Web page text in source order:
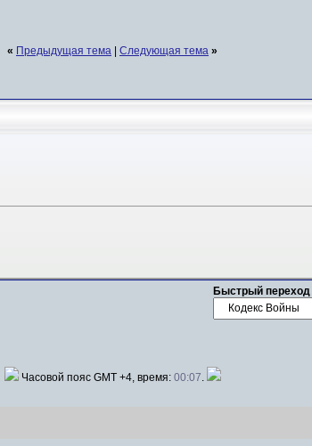
« Предыдущая тема Следующая тема »
Быстрый переход
Часовой пояс GMT +4, время: 00:07